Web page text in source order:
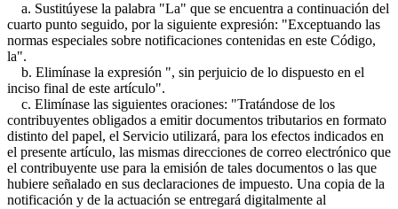
a. Sustitúyese la palabra "La" que se encuentra a continuación del
cuarto punto seguido, por la siguiente expresión: "Exceptuando las
normas especiales sobre notificaciones contenidas en este Código,
la".
b. Elimínase la expresión ", sin perjuicio de lo dispuesto en el
inciso final de este artículo".
c. Elimínase las siguientes oraciones: "Tratándose de los
contribuyentes obligados a emitir documentos tributarios en formato
distinto del papel, el Servicio utilizará, para los efectos indicados en
el presente artículo, las mismas direcciones de correo electrónico que
el contribuyente use para la emisión de tales documentos o las que
hubiere señalado en sus declaraciones de impuesto. Una copia de la
notificación y de la actuación se entregará digitalmente al